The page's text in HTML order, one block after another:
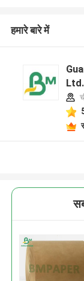
हमारे बारे में
Ltd.